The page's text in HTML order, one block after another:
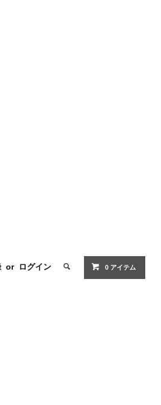
or ログイン 0 アイテム